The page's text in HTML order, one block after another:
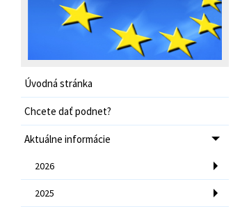
Úvodná stránka
Chcete dať podnet?
Aktuálne informácie
2026
2025